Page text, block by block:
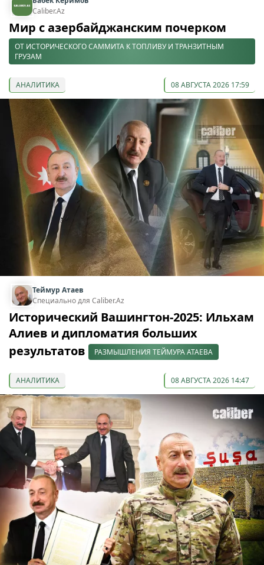
Caliber.Az
Мир с азербайджанским почерком
ОТ ИСТОРИЧЕСКОГО САММИТА К ТОПЛИВУ И ТРАНЗИТНЫМ
ГРУЗАМ
АНАЛИТИКА 08 АВГУСТА 2026 17:59
Теймур Атаев
Специально для Caliber.Az
Исторический Вашингтон-2025: Ильхам
Алиев и дипломатия больших
результатов
РАЗМЫШЛЕНИЯ ТЕЙМУРА АТАЕВА
АНАЛИТИКА 08 АВГУСТА 2026 14:47